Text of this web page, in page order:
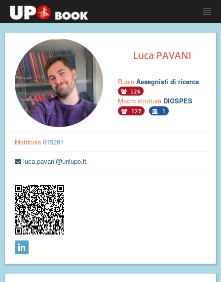
Luca PAVANI
Ruolo Assegnisti di ricerca
126
Macro struttura DIGSPES
127 1
Matricola 015291
luca.pavani@uniupo.it